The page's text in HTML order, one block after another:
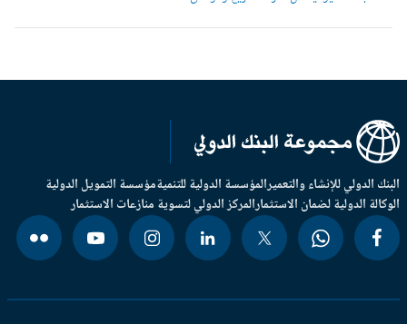
الدولي للإنشاء والتعميرالمؤسسة الدولية للتنميةمؤسسة التمويل الدولية
الدولية لضمان الاستثمارالمركز الدولي لتسوية منازعات الاستثمار